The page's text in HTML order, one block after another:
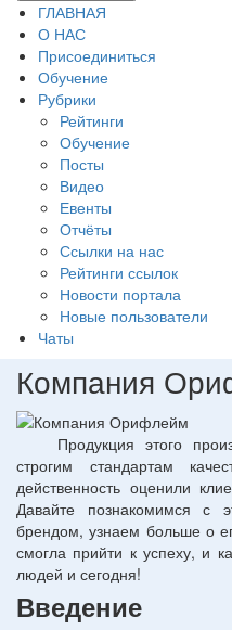
ГЛАВНАЯ
О НАС
Присоединиться
Обучение
Рубрики
Рейтинги
Обучение
Посты
Видео
Евенты
Отчёты
Ссылки на нас
Рейтинги ссылок
Новости портала
Новые пользователи
Чаты
Компания
Продукция этого
строгим стандартам
действенность оценили
Давайте познакомимся с
брендом, узнаем больше о
смогла прийти к успеху, и
людей и сегодня!
Введение